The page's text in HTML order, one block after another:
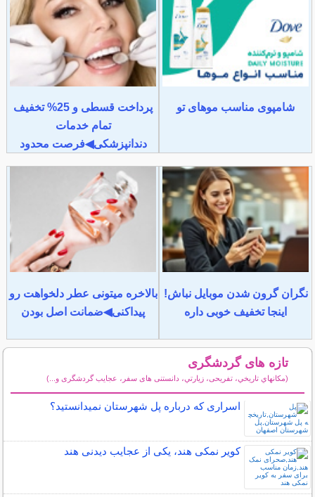
شامپوی مناسب موهای تو
پرداخت قسطی و 25% تخفیف
تمام خدمات
دندانپزشکی◀فرصت محدود
نگران گرون شدن موبایل نباش!
اینجا تخفیف خوبی داره
بالاخره میتونی عطر دلخواهت رو
پیداکنی◀ضمانت اصل بودن
تازه های گردشگری
(مكانهاي تاريخي، تفریحی، زيارتي، دانستنی های سفر، عجایب گردشگری و...)
اسراری که درباره پل شهرستان نمیدانستید؟
کویر نمکی هند، یکی از عجایب دیدنی هند